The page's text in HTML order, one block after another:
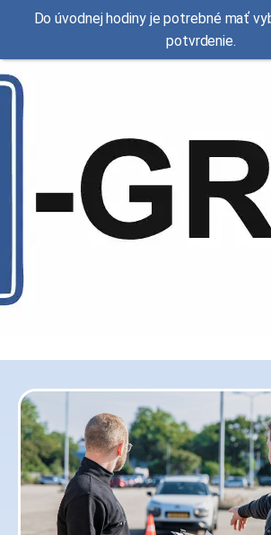
Do úvodnej hodiny je potrebné mať
potvrdenie.